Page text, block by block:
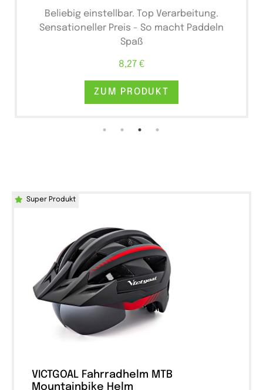
Beliebig einstellbar. Top Verarbeitung.
Sensationeller Preis - So macht Paddeln
Spaß
8,27 €
ZUM PRODUKT
VICTGOAL Fahrradhelm MTB
Mountainbike Helm
Super Produkt